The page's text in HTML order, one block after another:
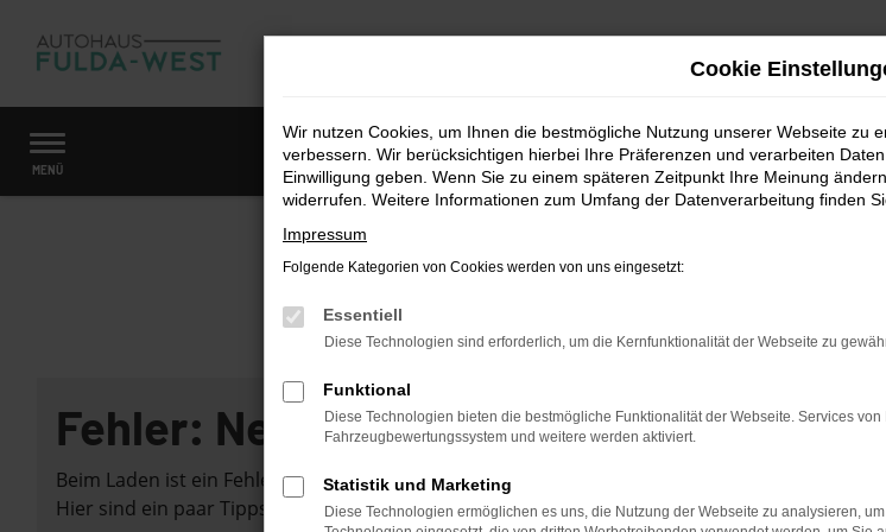
Zum
Hauptinhalt
MENÜ
Startseite Fahrzeugmarkt
Fehler: Network Error
Beim Laden ist ein Fehler aufgetreten.
Hier sind ein paar Tipps, die dir helfen können:
Cookie
Wir nutzen Cookies, um Ihnen die bestmögliche Nutzung unserer Webseite zu
verbessern. Wir berücksichtigen hierbei Ihre Präferenzen und verarbeiten
Einwilligung geben. Wenn Sie zu einem späteren Zeitpunkt Ihre Meinung
widerrufen. Weitere Informationen zum Umfang der Datenverarbeitung finden
Impressum
Folgende Kategorien von Cookies werden von uns eingesetzt:
Essentiell
Diese Technologien sind erforderlich, um die Kernfunktionalität der Webseite zu
Funktional
Diese Technologien bieten die bestmögliche Funktionalität der Webseite. Services
Fahrzeugbewertungssystem und weitere werden aktiviert.
Statistik und Marketing
Diese Technologien ermöglichen es uns, die Nutzung der Webseite zu analysieren,